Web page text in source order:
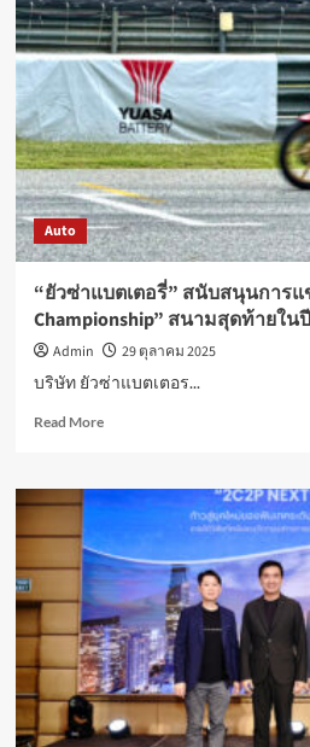
ศักยภาพ
ศูนย์
Internet
Data
Center
หลังค
ว้า
ใบรับ
รอง
มาตรฐาน
สากล
ISO/IEC
ในปี
68
Auto
“ยัวซ่าแบตเตอรี่” สนับสนุนการแ
Championship” สนามสุดท้ายในปี
Admin
29 ตุลาคม 2025
บริษัท ยัวซ่าแบตเตอร...
Read MoreRead
“ยัว
ซ่า
สนับสนุน
การ
แข่งขัน
“Yamaha
Blu
Cru
Championship”
สนาม
สุดท้าย